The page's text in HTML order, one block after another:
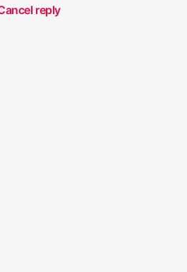
reply